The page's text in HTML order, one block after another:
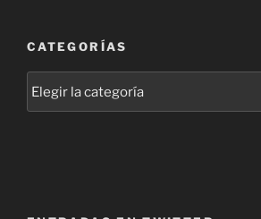
CATEGORÍAS